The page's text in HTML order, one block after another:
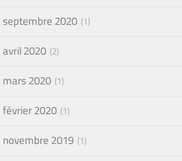
septembre 2020 1
avril 2020 2
mars 2020 1
février 2020 1
novembre 2019 1